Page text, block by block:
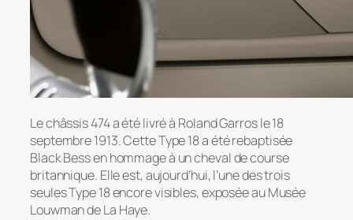
Le châssis 474 a été livré à Roland Garros le 18
septembre 1913. Cette Type 18 a été rebaptisée
Black Bess en hommage à un cheval de course
britannique. Elle est, aujourd’hui, l’une des trois
seules Type 18 encore visibles, exposée au Musée
Louwman de La Haye.